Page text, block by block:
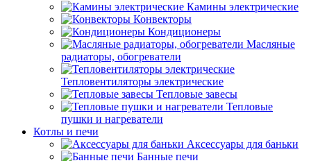
Камины электрические
Конвекторы
Кондиционеры
Масляные
радиаторы, обогреватели
Тепловентиляторы электрические
Тепловые завесы
Тепловые
пушки и нагреватели
Котлы и печи
Аксессуары для баньки
Банные печи